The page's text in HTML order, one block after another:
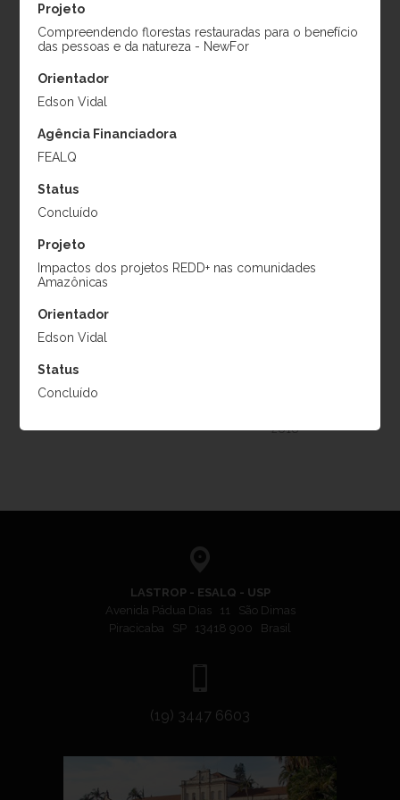
Projeto
Compreendendo florestas restauradas para o benefício
das pessoas e da natureza - NewFor
Orientador
Edson Vidal
Agência Financiadora
FEALQ
Status
Concluído
Projeto
Impactos dos projetos REDD+ nas comunidades
Amazônicas
Orientador
Edson Vidal
Status
Concluído
Projeto:
forest cost-effective
restoration (auxílio
Instituição:
of California, EUA
tropicais, Pesquisador
2016
LASTROP - ESALQ - USP
Avenida Pádua Dias 11 São Dimas
Piracicaba SP 13418 900 Brasil
(19) 3447 6603